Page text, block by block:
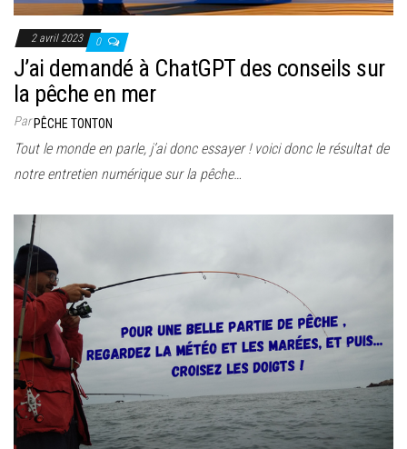
2 avril 2023 0
J’ai demandé à ChatGPT des conseils sur
la pêche en mer
ParPÊCHE TONTON
Tout le monde en parle, j’ai donc essayer ! voici donc le résultat de
notre entretien numérique sur la pêche…